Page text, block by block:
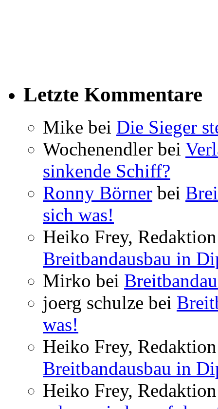
Letzte Kommentare
Mike bei Die Sieger
Wochenendler bei
sinkende Schiff?
Ronny Börner bei
sich was!
Heiko Frey,
Breitbandausbau in
Mirko bei
joerg schulze bei
was!
Heiko Frey,
Breitbandausbau in
Heiko Frey,